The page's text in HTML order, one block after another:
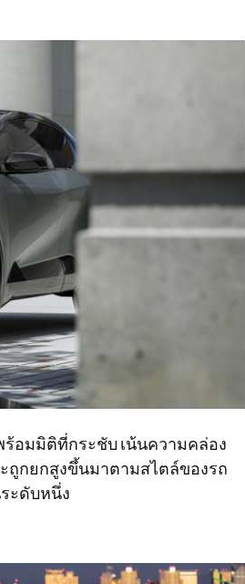
ร้อมมิติที่กระชับ เน้นความคล่อง
ถูกยกสูงขึ้นมาตามสไตล์ของรถ
ะดับหนึ่ง